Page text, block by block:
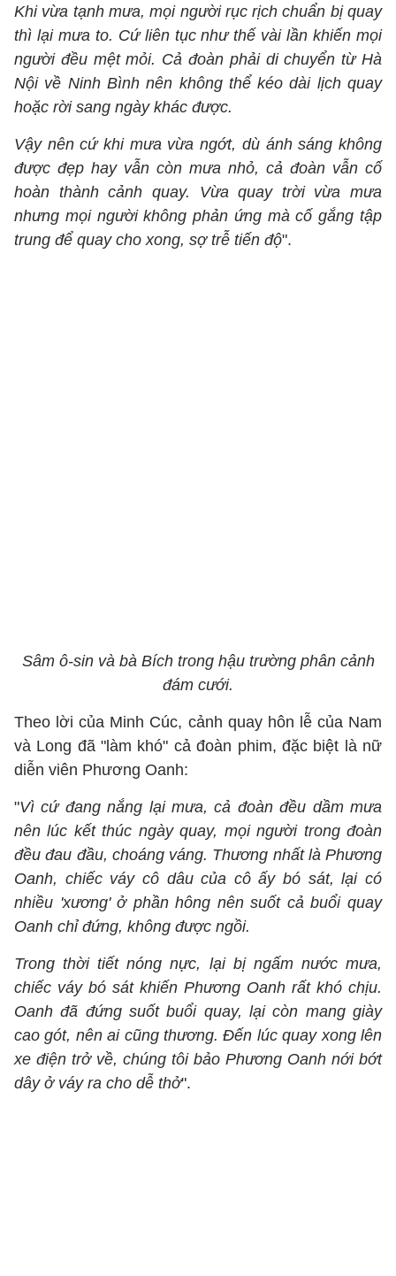
Khi vừa tạnh mưa, mọi người rục rịch chuẩn bị quay
thì lại mưa to. Cứ liên tục như thế vài lần khiến mọi
người đều mệt mỏi. Cả đoàn phải di chuyển từ Hà
Nội về Ninh Bình nên không thể kéo dài lịch quay
hoặc rời sang ngày khác được.
Vậy nên cứ khi mưa vừa ngớt, dù ánh sáng không
được đẹp hay vẫn còn mưa nhỏ, cả đoàn vẫn cố
hoàn thành cảnh quay. Vừa quay trời vừa mưa
nhưng mọi người không phản ứng mà cố gắng tập
trung để quay cho xong, sợ trễ tiến độ".
Sâm ô-sin và bà Bích trong hậu trường phân cảnh
đám cưới.
Theo lời của Minh Cúc, cảnh quay hôn lễ của Nam
và Long đã "làm khó" cả đoàn phim, đặc biệt là nữ
diễn viên Phương Oanh:
"Vì cứ đang nắng lại mưa, cả đoàn đều dầm mưa
nên lúc kết thúc ngày quay, mọi người trong đoàn
đều đau đầu, choáng váng. Thương nhất là Phương
Oanh, chiếc váy cô dâu của cô ấy bó sát, lại có
nhiều 'xương' ở phần hông nên suốt cả buổi quay
Oanh chỉ đứng, không được ngồi.
Trong thời tiết nóng nực, lại bị ngấm nước mưa,
chiếc váy bó sát khiến Phương Oanh rất khó chịu.
Oanh đã đứng suốt buổi quay, lại còn mang giày
cao gót, nên ai cũng thương. Đến lúc quay xong lên
xe điện trở về, chúng tôi bảo Phương Oanh nới bớt
dây ở váy ra cho dễ thở".